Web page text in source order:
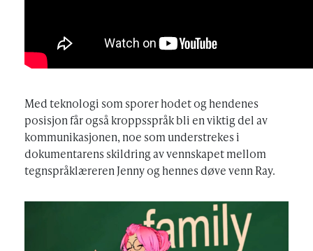
Med teknologi som sporer hodet og hendenes
posisjon får også kroppsspråk bli en viktig del av
kommunikasjonen, noe som understrekes i
dokumentarens skildring av vennskapet mellom
tegnspråklæreren Jenny og hennes døve venn Ray.